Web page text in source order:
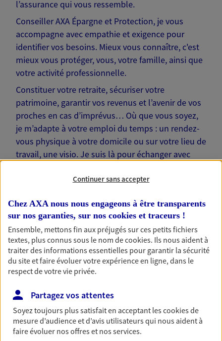
l’assurance qui vous ressemble.
Conseiller AXA Épargne et Protection, je vous
accompagne avec empathie et exigence pour
identifier vos besoins. Mieux vous connaître, c'est
mieux vous protéger, vous, votre famille, ainsi que
votre activité professionnelle.
Constituer votre retraite, sécuriser votre
patrimoine, garantir vos revenus et l’avenir de vos
proches en cas d’imprévus… Où que vous soyez,
je m’adapte à votre emploi du temps : un rendez-
vous physique à votre domicile ou sur votre lieu de
travail, une visio. Je suis là pour échanger avec
Nos offres phares
Épargne
Réalisez vos projets grâce à votre épargne : achat
immobilier, études des enfants ou voyage autour
du monde… Épargnez à votre rythme et
simplement, selon votre profil.
Continuer sans accepter
Chez AXA nous nous engageons à être transparents
sur nos garanties, sur nos cookies et traceurs !
Ensemble, mettons fin aux préjugés sur ces petits fichiers
textes, plus connus sous le nom decookies. Ils nous aident à
traiter des informations essentielles pour garantir la sécurité
du site et faire évoluer votre expérience en ligne, dans le
respect de votre vie privée.
Partagez vos attentes
Soyez toujours plus satisfait en acceptant lescookiesde
mesure d’audience et d’avis utilisateurs qui nous aident à
faire évoluer nos offres et nos services.